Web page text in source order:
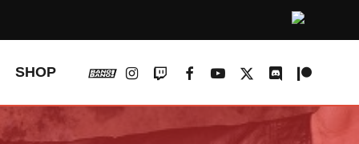
SHOP vk instagram
twitchfacebookyoutube
x-
discordpatreon